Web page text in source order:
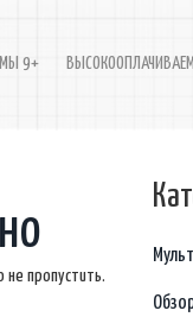
9+
пропустить.